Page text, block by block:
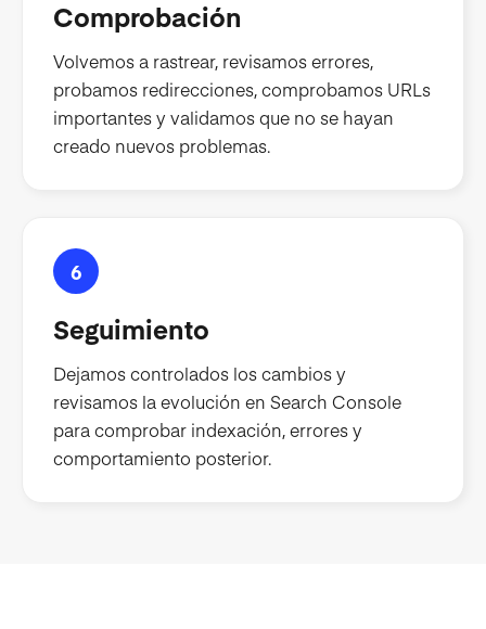
Comprobación
Volvemos a rastrear, revisamos errores,
probamos redirecciones, comprobamos URLs
importantes y validamos que no se hayan
creado nuevos problemas.
6
Seguimiento
Dejamos controlados los cambios y
revisamos la evolución en Search Console
para comprobar indexación, errores y
comportamiento posterior.